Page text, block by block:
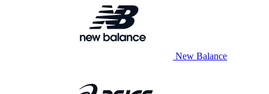
New Balance